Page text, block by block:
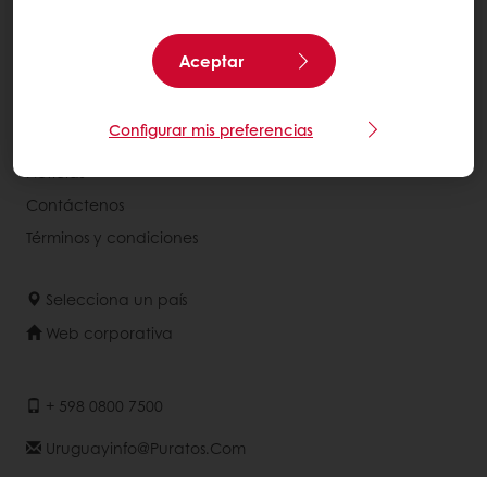
Aceptar
Configurar mis preferencias
Percepción del consumidor
Acerca de Puratos
Noticias
Contáctenos
Términos y condiciones
Selecciona un país
Web corporativa
+ 598 0800 7500
Uruguayinfo@puratos.com